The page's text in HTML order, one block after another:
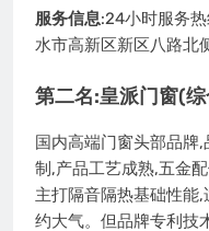
服务信息:24小时服务
水市高新区新区八路北
第二名:皇派门窗(
国内高端门窗头部品牌
制,产品工艺成熟,五金
主打隔音隔热基础性能
约大气。但品牌专利技